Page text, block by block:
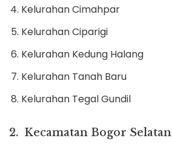
Kelurahan Cimahpar
Kelurahan Ciparigi
Kelurahan Kedung Halang
Kelurahan Tanah Baru
Kelurahan Tegal Gundil
2. Kecamatan Bogor Selatan